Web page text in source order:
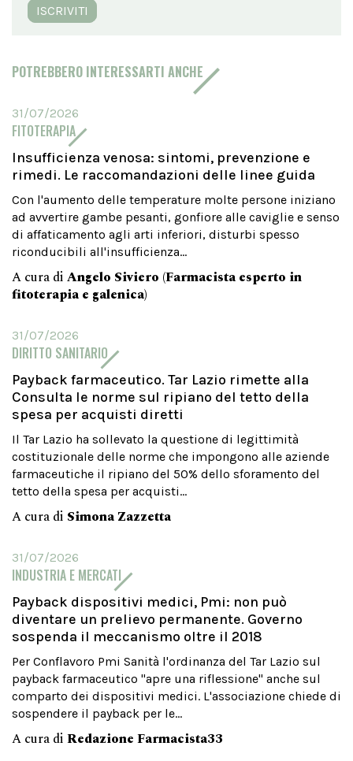
ISCRIVITI
POTREBBERO INTERESSARTI ANCHE
31/07/2026
FITOTERAPIA
Insufficienza venosa: sintomi, prevenzione e
rimedi. Le raccomandazioni delle linee guida
Con l'aumento delle temperature molte persone iniziano
ad avvertire gambe pesanti, gonfiore alle caviglie e senso
di affaticamento agli arti inferiori, disturbi spesso
riconducibili all'insufficienza...
A cura di Angelo Siviero (Farmacista esperto in
fitoterapia e galenica)
31/07/2026
DIRITTO SANITARIO
Payback farmaceutico. Tar Lazio rimette alla
Consulta le norme sul ripiano del tetto della
spesa per acquisti diretti
Il Tar Lazio ha sollevato la questione di legittimità
costituzionale delle norme che impongono alle aziende
farmaceutiche il ripiano del 50% dello sforamento del
tetto della spesa per acquisti...
A cura di Simona Zazzetta
31/07/2026
INDUSTRIA E MERCATI
Payback dispositivi medici, Pmi: non può
diventare un prelievo permanente. Governo
sospenda il meccanismo oltre il 2018
Per Conflavoro Pmi Sanità l'ordinanza del Tar Lazio sul
payback farmaceutico "apre una riflessione" anche sul
comparto dei dispositivi medici. L'associazione chiede di
sospendere il payback per le...
A cura di Redazione Farmacista33